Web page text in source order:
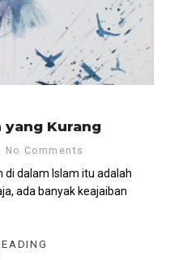
yang Kurang
No Comments
di dalam Islam itu adalah
ada banyak keajaiban